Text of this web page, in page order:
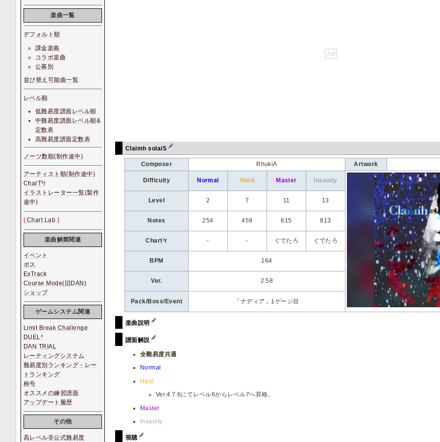
Claimh solaiS
Composer RhukiA Artwork
Difficulty Normal Hard Master Insanity
Level 2 7 11 13
Notes 254 459 615 813
Chart³r - - ぐでたろ ぐでたろ
BPM 164
Ver. 2.58
Pack/Boss/Event 「ナディア」1ゲージ目
楽曲説明
譜面解説
全難易度共通
Normal
Hard
Ver.4.7.6にてレベル6からレベル7へ昇格。
Master
Insanity
視聴
楽曲一覧
デフォルト順
課金楽曲
コラボ楽曲
公募別
並び替え可能曲一覧
レベル順
低難易度譜面レベル順
中難易度譜面レベル順&
定数表
高難易度譜面定数表
ノーツ数順(制作途中)
アーティスト順(制作途中)
CharT³r
イラストレーター一覧(製作
途中)
[ Chart Lab ]
楽曲解禁関連
イベント
ボス
ExTrack
Course Mode(旧DAN)
ショップ
ゲームシステム関連
Limit Break Challenge
DUEL³
DAN TRIAL
レーティングシステム
難易度別ランキング・レー
トランキング
称号
オススメの練習譜面
アップデート履歴
その他
高レベル非公式難易度